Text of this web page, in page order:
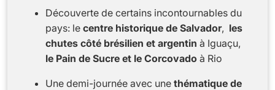
Découverte de certains incontournables du
pays: le centre historique de Salvador, les
chutes côté brésilien et argentin à Iguaçu,
le Pain de Sucre et le Corcovado à Rio
Une demi-journée avec une thématique de